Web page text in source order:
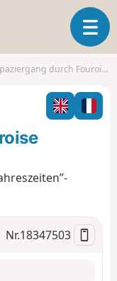
T
o
l
n
i
o
durch Fouroise
Nr.18347503